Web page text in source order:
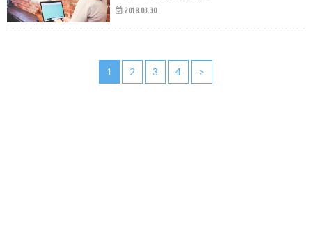
2018.03.30
1 2 3 4 >